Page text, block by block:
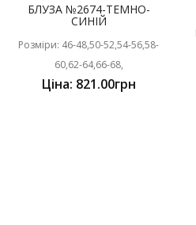
БЛУЗА №2674-ТЕМНО-
СИНІЙ
Розміри: 46-48,50-52,54-56,58-
60,62-64,66-68,
Ціна: 821.00грн